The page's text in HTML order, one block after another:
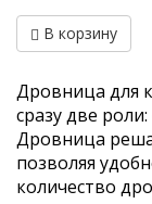
В корзину
Дровница для
сразу две
Дровница
позволяя
количество